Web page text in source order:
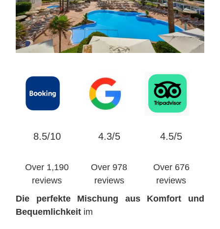
8.5/10
Over 1,190
reviews
4.3/5
Over 978
reviews
4.5/5
Over 676
reviews
Die perfekte Mischung aus Komfort und
Bequemlichkeit im